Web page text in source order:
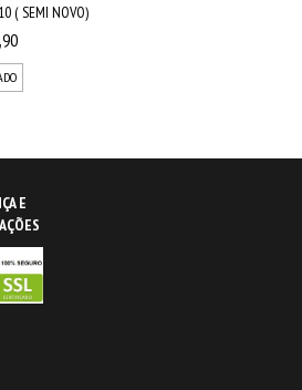
( SEMI NOVO)
E